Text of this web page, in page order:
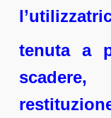
tenuta a